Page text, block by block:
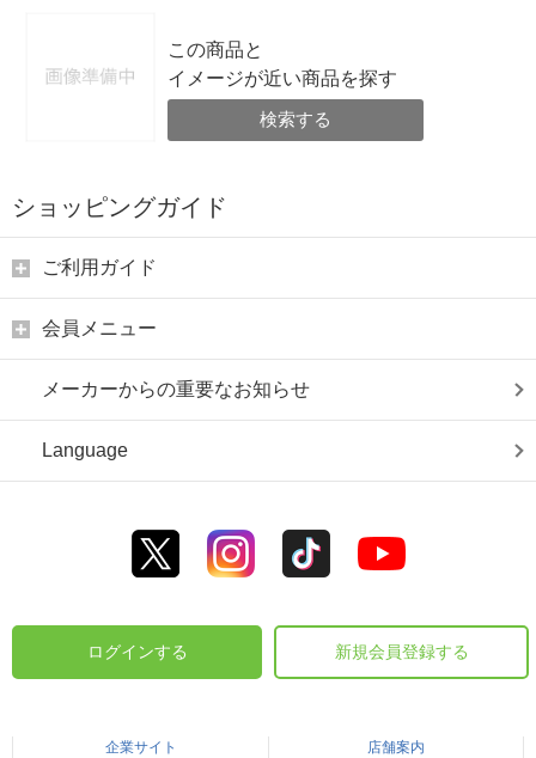
この商品と
イメージが近い商品を探す
検索する
ショッピングガイド
ご利用ガイド
会員メニュー
メーカーからの重要なお知らせ
Language
ログインする 新規会員登録する
企業サイト 店舗案内